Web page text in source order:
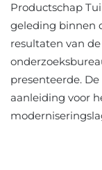
Productschap
geleding binnen
resultaten van
presenteerde.
aanleiding voor